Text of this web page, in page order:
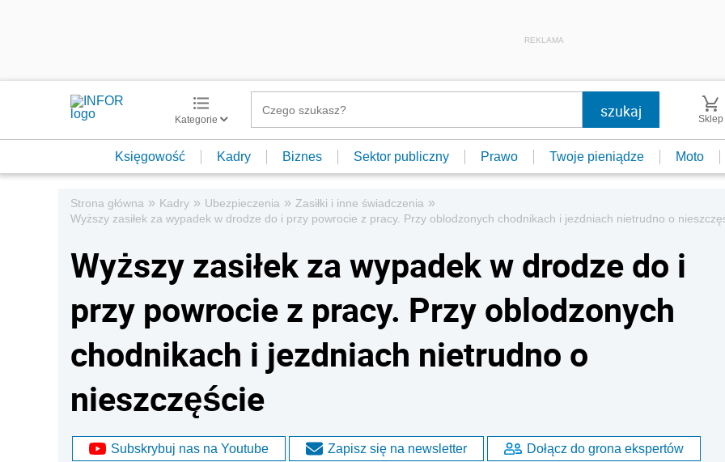
REKLAMA
Kategorie Sklep
Księgowość Kadry Biznes Sektor publiczny Prawo Twoje pieniądze Moto
Strona główna » Kadry » Ubezpieczenia » Zasiłki i inne świadczenia »
Wyższy zasiłek za wypadek w drodze do i przy powrocie z pracy. Przy oblodzonych chodnikach i jezdniach nietrudno o
Wyższy zasiłek za wypadek w drodze do i
przy powrocie z pracy. Przy oblodzonych
chodnikach i jezdniach nietrudno o
nieszczęście
Subskrybuj nas na Youtube Zapisz się na newsletter Dołącz do grona ekspertów